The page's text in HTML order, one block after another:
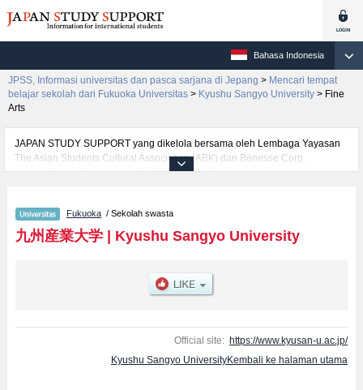
Bahasa Indonesia
JPSS, Informasi universitas dan pasca sarjana di Jepang > Mencari tempat
belajar sekolah dari Fukuoka Universitas > Kyushu Sangyo University > Fine
Arts
JAPAN STUDY SUPPORT yang dikelola bersama oleh Lembaga Yayasan
The Asian Students Cultural Association (ABK) dan Benesse Corp.
menyediakan informasi sekitar 1300 universitas, pascasarjana, universitas
informasi per fakultas seperti Fakultas EconomicsatauFakultas Faculty of
CommerceatauFakultas Faculty of Science and EngineeringatauFakultas
Fine ArtsatauFakultas International Studies of CultureatauFakultas Faculty
EngineeringatauFakultas Faculty of Human SciencesatauFakultas Faculty
of Collaborative Regional Development, serta berbagai informasi yang
Fukuoka / Sekolah swasta
九州産業大学| Kyushu Sangyo University
Official site: https://www.kyusan-u.ac.jp/
Kyushu Sangyo UniversityKembali ke halaman utama